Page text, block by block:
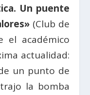
Un puente
(Club de
el académico
actualidad:
un punto de
la bomba